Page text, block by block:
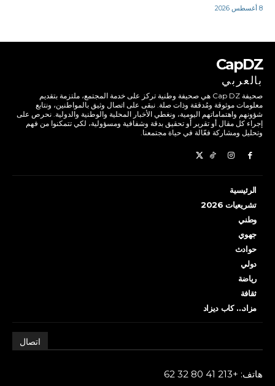
8 أغسطس 2026
CapDZ
بالعربي
صحيفة Cap DZ هي صحيفة وطنية تركز على خدمة المجتمع، ملتزمة بتقديم
معلومات موثوقة ومُدققة وذات صلة. نبقى على اتصال وثيق بالمواطنين، ونتابع
شؤونهم واهتماماتهم اليومية، ونغطي الأخبار المحلية والوطنية والدولية. نحرص على
إجراء كل مقال أو تقرير أو تحقيق بدقة وشفافية ومسؤولية، لكي تتمكنوا من فهم
وتحليل ومشاركة فعّالة في حياة مجتمعنا.
الرئيسية
تشريعيات 2026
وطني
جهوي
حوادث
دولي
رياضة
ثقافة
مزاد… كاب ديزاد
اتصال
هاتف: +213 41 80 32 62